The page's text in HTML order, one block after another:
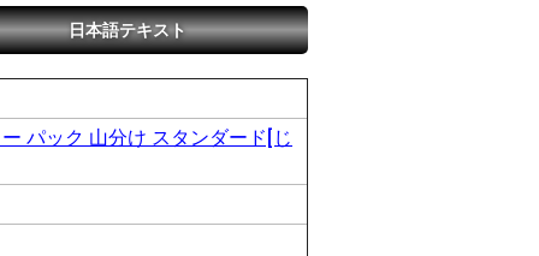
日本語テキスト
パック 山分け スタンダード[じ